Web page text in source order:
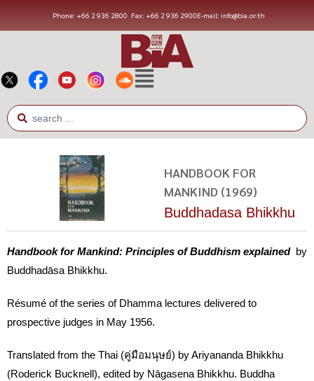
Phone: +66 2 936 2800 Fax: +66 2 936 2900E-mail: info@bia.or.th
HANDBOOK FOR
MANKIND (1969)
Buddhadasa Bhikkhu
Handbook for Mankind: Principles of Buddhism explained by
Buddhadāsa Bhikkhu.
Résumé of the series of Dhamma lectures delivered to
prospective judges in May 1956.
Translated from the Thai (คู่มือมนุษย์) by Ariyananda Bhikkhu
(Roderick Bucknell), edited by Nāgasena Bhikkhu. Buddha